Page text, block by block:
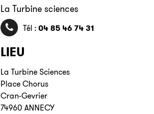
La Turbine sciences
Tél : 04 85 46 74 31
LIEU
La Turbine Sciences
Place Chorus
Cran-Gevrier
74960 ANNECY